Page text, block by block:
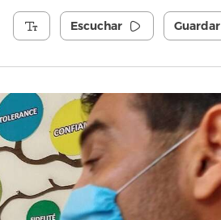
Escuchar Guardar